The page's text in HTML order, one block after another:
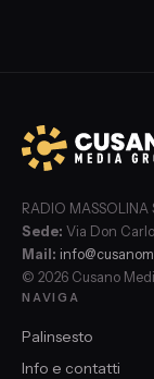
RADIO MASSOLINA
Sede: Via Don
Mail:
© 2026 Cusano
NAVIGA
Palinsesto
Info e contatti